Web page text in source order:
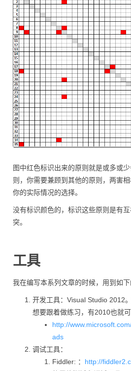
图中红色标识出来的原则就是或多或
则，你需要兼顾到其他的原则，两害
你的实际情况的选择。
没有标识颜色的，标识这些原则是有
突。
工具
我在编写本系列文章的时候，用到如
开发工具：Visual Studio 2012
想要跟着做练习，有2010也就可
http://
ads
调试工具：
Fiddler: ： http://